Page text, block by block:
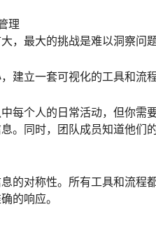
理
，最大的挑战是难以洞察问题
建立一套可视化的工具和流
每个人的日常活动，但你需
。同时，团队成员知道他们
的对称性。所有工具和流程
的响应。